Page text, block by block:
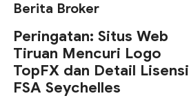
Berita Broker
Peringatan: Situs Web
Tiruan Mencuri Logo
TopFX dan Detail Lisensi
FSA Seychelles